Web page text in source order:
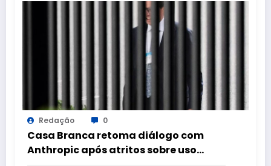
Redação 0
Casa Branca retoma diálogo com
Anthropic após atritos sobre uso